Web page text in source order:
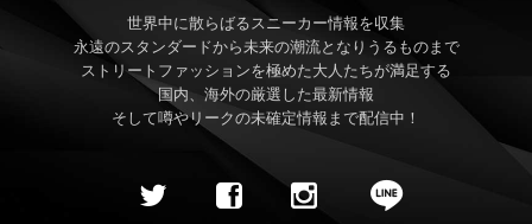
世界中に散らばるスニーカー情報を収集
永遠のスタンダードから未来の潮流となりうるものまで
ストリートファッションを極めた大人たちが満足する
国内、海外の厳選した最新情報
そして噂やリークの未確定情報まで配信中！